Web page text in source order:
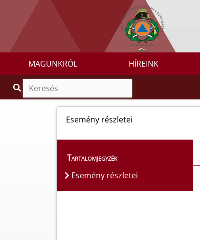
MAGUNKRÓL HÍREINK
Esemény részletei
Tartalomjegyzék
Esemény részletei